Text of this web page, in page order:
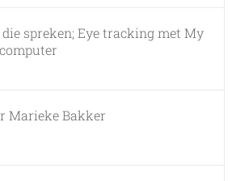
die spreken; Eye tracking met My
Marieke Bakker